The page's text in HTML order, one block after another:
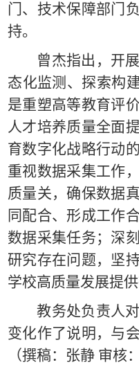
门、 技术保障部门
持。
曾杰指出，开
态化监测、探索构
是重塑高等教育评
人才培养质量全面
育数字化战略行动
重视数据采集工作
质量关，确保数据
同配合、形成工作
数据采集任务；深
研究存在问题，坚
学校高质量发展提
教务处负责人
变化作了说明，与
（撰稿：张静 审核